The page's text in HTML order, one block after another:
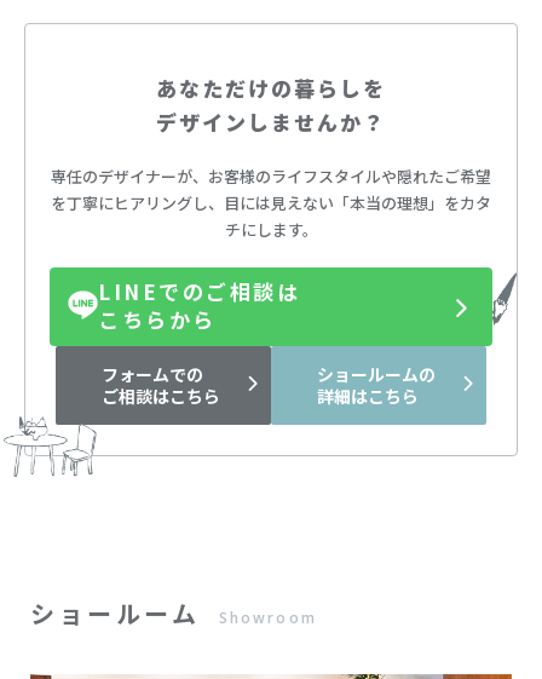
あなただけの暮らしを
デザインしませんか？
専任のデザイナーが、お客様のライフスタイルや隠れたご希望
を丁寧にヒアリングし、 目には見えない「本当の理想」をカタ
チにします。
LINEでのご相談は
こちらから
フォームでの
ご相談はこちら
ショールームの
詳細はこちら
ショールーム Showroom